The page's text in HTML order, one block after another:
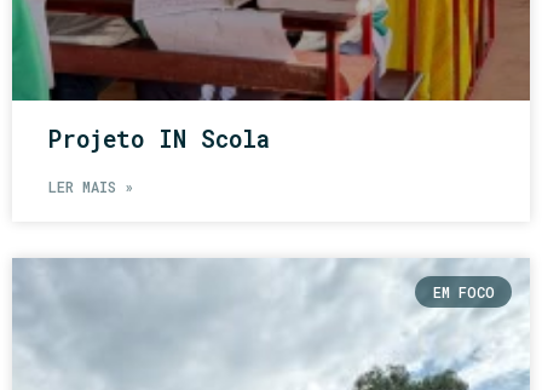
Projeto IN Scola
LER MAIS »
EM FOCO